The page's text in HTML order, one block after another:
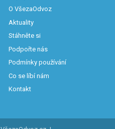
O VšezaOdvoz
Aktuality
Stáhněte si
Podpořte nás
Podmínky používání
Co se líbí nám
Kontakt